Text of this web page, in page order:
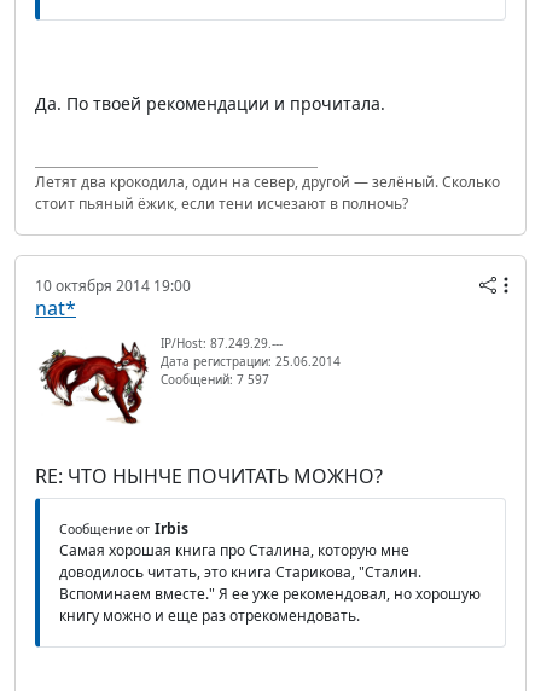
Да. По твоей рекомендации и прочитала.
Летят два крокодила, один на север, другой — зелёный. Сколько
стоит пьяный ёжик, если тени исчезают в полночь?
10 октября 2014 19:00
nat*
IP/Host: 87.249.29.---
Дата регистрации: 25.06.2014
Сообщений: 7 597
RE: ЧТО НЫНЧЕ ПОЧИТАТЬ МОЖНО?
Сообщение от Irbis
Самая хорошая книга про Сталина, которую мне
доводилось читать, это книга Старикова, "Сталин.
Вспоминаем вместе." Я ее уже рекомендовал, но хорошую
книгу можно и еще раз отрекомендовать.